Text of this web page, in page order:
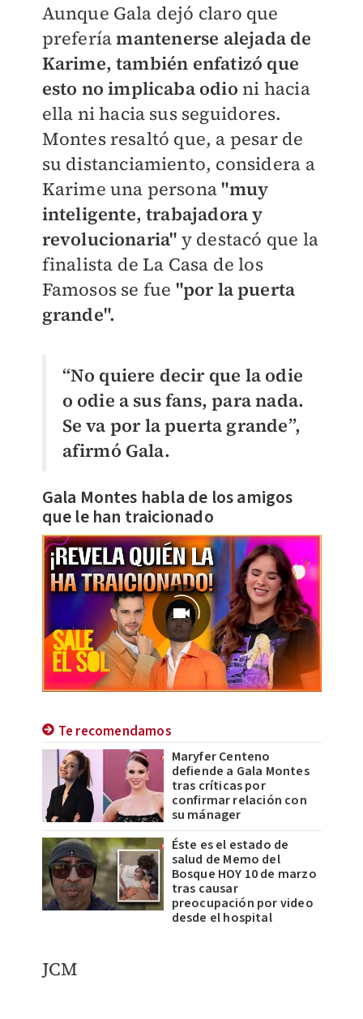
Aunque Gala dejó claro que
preferíamantenerse alejada de
Karime, también enfatizó que
esto no implicaba odio ni hacia
ella ni hacia sus seguidores.
Montes resaltó que, a pesar de
su distanciamiento, considera a
Karime una persona"muy
inteligente, trabajadora y
revolucionaria" y destacó que la
finalista de La Casa de los
Famosos se fue "por la puerta
grande".
“No quiere decir que la odie
o odie a sus fans, para nada.
Se va por la puerta grande”,
afirmó Gala.
Gala Montes habla de los amigos
que le han traicionado
Te recomendamos
Maryfer Centeno
defiende a Gala Montes
tras críticas por
confirmar relación con
su mánager
Éste es el estado de
salud de Memo del
Bosque HOY 10 de marzo
tras causar
preocupación por video
desde el hospital
JCM